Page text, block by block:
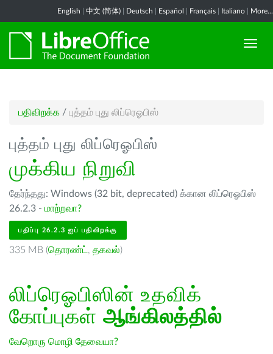
English 中文 (简体) Deutsch Español Français Italiano More...
பதிவிறக்க / புத்தம் புது லிப்ரெஓபிஸ்
புத்தம் புது லிப்ரெஓபிஸ்
முக்கிய நிறுவி
தேர்ந்தது: Windows (32 bit, deprecated) க்கான லிப்ரெஓபிஸ்
26.2.3 - மாற்றவா?
பதிப்பு 26.2.3 ஐப் பதிவிறக்கு
335 MB (தொரண்ட் , தகவல்)
லிப்ரெஓபிஸின் உதவிக்
கோப்புகள் ஆங்கிலத்தில்
வேறொரு மொழி தேவையா?